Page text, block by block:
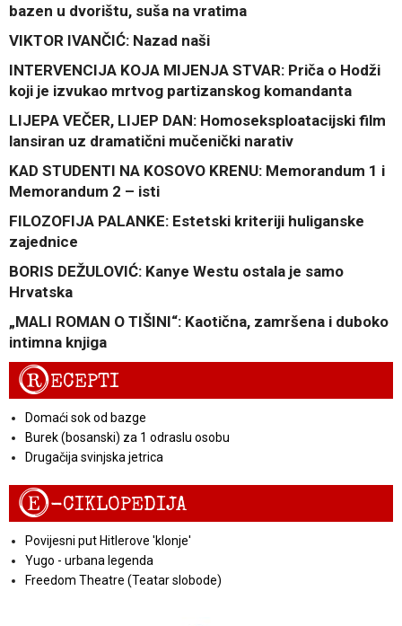
bazen u dvorištu, suša na vratima
VIKTOR IVANČIĆ: Nazad naši
INTERVENCIJA KOJA MIJENJA STVAR: Priča o Hodži
koji je izvukao mrtvog partizanskog komandanta
LIJEPA VEČER, LIJEP DAN: Homoseksploatacijski film
lansiran uz dramatični mučenički narativ
KAD STUDENTI NA KOSOVO KRENU: Memorandum 1 i
Memorandum 2 – isti
FILOZOFIJA PALANKE: Estetski kriteriji huliganske
zajednice
BORIS DEŽULOVIĆ: Kanye Westu ostala je samo
Hrvatska
„MALI ROMAN O TIŠINI“: Kaotična, zamršena i duboko
intimna knjiga
RECEPTI
Domaći sok od bazge
Burek (bosanski) za 1 odraslu osobu
Drugačija svinjska jetrica
E-CIKLOPEDIJA
Povijesni put Hitlerove 'klonje'
Yugo - urbana legenda
Freedom Theatre (Teatar slobode)